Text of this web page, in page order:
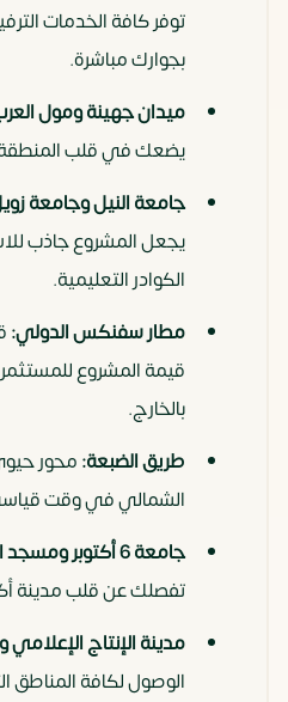
توفر كافة الخدمات
بجوارك مباشرة.
ميدان جهينة ومول
يضعك في قلب المنطقة
جامعة النيل وجامعة
يجعل المشروع جاذب
الكوادر التعليمية.
مطار سفنكس الدولي:
قيمة المشروع
بالخارج.
طريق الضبعة:محور
الشمالي في وقت
جامعة 6 أكتوبر ومسجد الحصري:
تفصلك عن قلب مدينة
مدينة الإنتاج
الوصول لكافة المناطق